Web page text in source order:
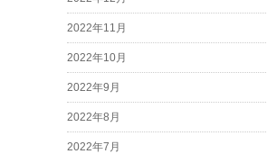
2022年11月
2022年10月
2022年9月
2022年8月
2022年7月